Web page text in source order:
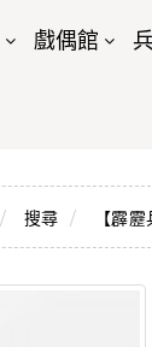
戲偶館
搜尋 【霹